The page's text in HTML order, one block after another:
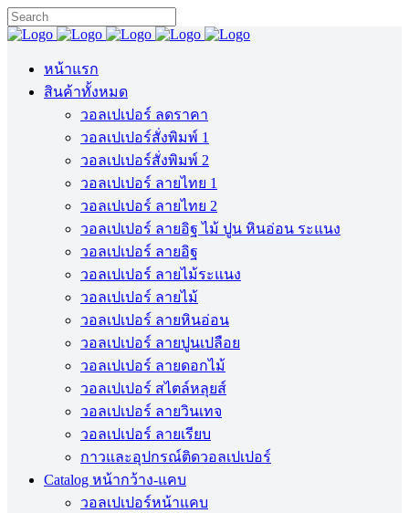
หน้าแรก
สินค้าทั้งหมด
วอลเปเปอร์ ลดราคา
วอลเปเปอร์สั่งพิมพ์ 1
วอลเปเปอร์สั่งพิมพ์ 2
วอลเปเปอร์ ลายไทย 1
วอลเปเปอร์ ลายไทย 2
วอลเปเปอร์ ลายอิฐ ไม้ ปูน หินอ่อน ระแนง
วอลเปเปอร์ ลายอิฐ
วอลเปเปอร์ ลายไม้ระแนง
วอลเปเปอร์ ลายไม้
วอลเปเปอร์ ลายหินอ่อน
วอลเปเปอร์ ลายปูนเปลือย
วอลเปเปอร์ ลายดอกไม้
วอลเปเปอร์ สไตล์หลุยส์
วอลเปเปอร์ ลายวินเทจ
วอลเปเปอร์ ลายเรียบ
กาวและอุปกรณ์ติดวอลเปเปอร์
Catalog หน้ากว้าง-แคบ
วอลเปเปอร์หน้าแคบ